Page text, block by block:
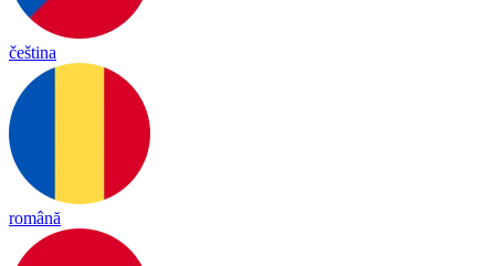
čeština
română